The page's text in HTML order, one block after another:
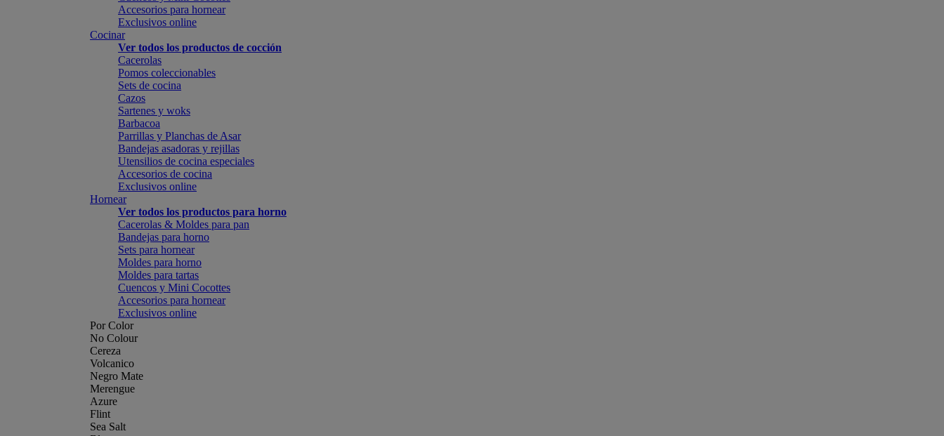
Accesorios para hornear
Exclusivos online
Cocinar
Ver todos los productos de cocción
Cacerolas
Pomos coleccionables
Sets de cocina
Cazos
Sartenes y woks
Barbacoa
Parrillas y Planchas de Asar
Bandejas asadoras y rejillas
Utensilios de cocina especiales
Accesorios de cocina
Exclusivos online
Hornear
Ver todos los productos para horno
Cacerolas & Moldes para pan
Bandejas para horno
Sets para hornear
Moldes para horno
Moldes para tartas
Cuencos y Mini Cocottes
Accesorios para hornear
Exclusivos online
Por Color
No Colour
Cereza
Volcanico
Negro Mate
Merengue
Azure
Flint
Sea Salt